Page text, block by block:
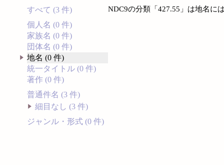
すべて (3 件)
個人名 (0 件)
家族名 (0 件)
団体名 (0 件)
地名 (0 件)
統一タイトル (0 件)
著作 (0 件)
普通件名 (3 件)
細目なし (3 件)
ジャンル・形式 (0 件)
NDC9の分類「427.55」は地名に